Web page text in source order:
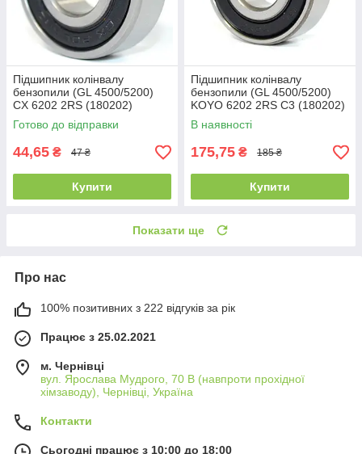
Підшипник колінвалу
бензопили (GL 4500/5200)
CX 6202 2RS (180202)
(15x35x11)
Готово до відправки
44,65 ₴ 47 ₴
Купити
Підшипник колінвалу
бензопили (GL 4500/5200)
KOYO 6202 2RS C3 (180202)
(15x35x11)
В наявності
175,75 ₴ 185 ₴
Купити
Показати ще
Про нас
100% позитивних з 222 відгуків за рік
Працює з 25.02.2021
м. Чернівці
вул. Ярослава Мудрого, 70 В (навпроти прохідної
хімзаводу), Чернівці, Україна
Контакти
Сьогодні працює з 10:00 до 18:00